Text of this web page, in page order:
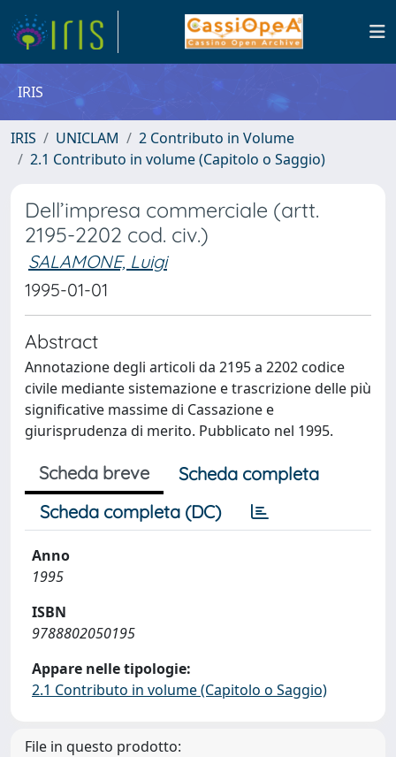
IRIS
IRIS UNICLAM
2 Contributo in Volume
2.1 Contributo in volume (Capitolo o Saggio)
Dell’impresa commerciale (artt.
2195-2202 cod. civ.)
SALAMONE, Luigi
1995-01-01
Abstract
Annotazione degli articoli da 2195 a 2202 codice
civile mediante sistemazione e trascrizione delle più
significative massime di Cassazione e
giurisprudenza di merito. Pubblicato nel 1995.
Scheda breve
Scheda completa
Scheda completa (DC)
Anno
1995
ISBN
9788802050195
Appare nelle tipologie:
2.1 Contributo in volume (Capitolo o Saggio)
File in questo prodotto: